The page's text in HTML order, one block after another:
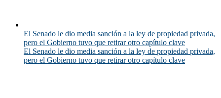
El Senado le dio media sanción a la ley de propiedad privada,
pero el Gobierno tuvo que retirar otro capítulo clave
El Senado le dio media sanción a la ley de propiedad privada,
pero el Gobierno tuvo que retirar otro capítulo clave